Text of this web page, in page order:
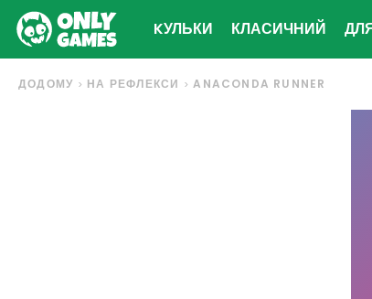
KУЛЬКИ КЛАСИЧНИЙ
ДОДОМУ НА РЕФЛЕКСИ ANACONDA RUNNER